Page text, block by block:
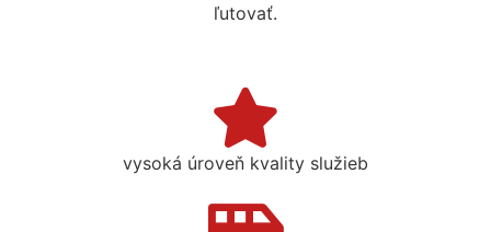
ľutovať.
vysoká úroveň kvality služieb